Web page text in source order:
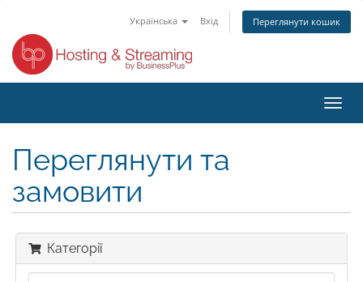
Українська Вхід Переглянути кошик
Переглянути та
замовити
Категорії